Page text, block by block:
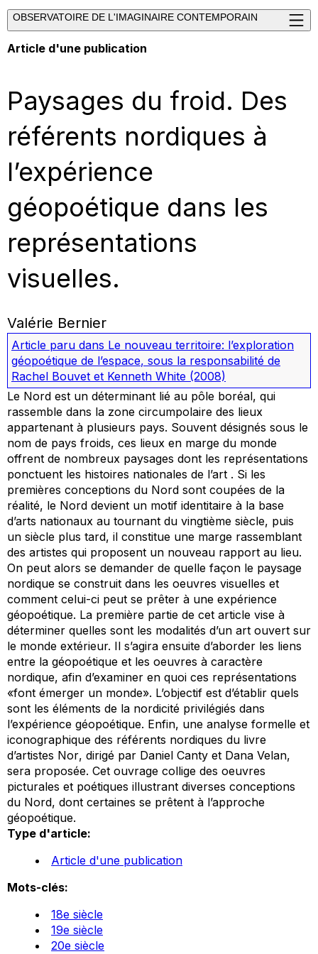
OBSERVATOIRE DE L'IMAGINAIRE CONTEMPORAIN
Article d'une publication
Paysages du froid. Des
référents nordiques à
l’expérience
géopoétique dans les
représentations
visuelles.
Valérie Bernier
Article paru dans Le nouveau territoire: l’exploration
géopoétique de l’espace, sous la responsabilité de
Rachel Bouvet et Kenneth White (2008)
Le Nord est un déterminant lié au pôle boréal, qui
rassemble dans la zone circumpolaire des lieux
appartenant à plusieurs pays. Souvent désignés sous le
nom de pays froids, ces lieux en marge du monde
offrent de nombreux paysages dont les représentations
ponctuent les histoires nationales de l’art . Si les
premières conceptions du Nord sont coupées de la
réalité, le Nord devient un motif identitaire à la base
d’arts nationaux au tournant du vingtième siècle, puis
un siècle plus tard, il constitue une marge rassemblant
des artistes qui proposent un nouveau rapport au lieu.
On peut alors se demander de quelle façon le paysage
nordique se construit dans les oeuvres visuelles et
comment celui-ci peut se prêter à une expérience
géopoétique. La première partie de cet article vise à
déterminer quelles sont les modalités d’un art ouvert sur
le monde extérieur. Il s’agira ensuite d’aborder les liens
entre la géopoétique et les oeuvres à caractère
nordique, afin d’examiner en quoi ces représentations
«font émerger un monde». L’objectif est d’établir quels
sont les éléments de la nordicité privilégiés dans
l’expérience géopoétique. Enfin, une analyse formelle et
iconographique des référents nordiques du livre
d’artistes Nor, dirigé par Daniel Canty et Dana Velan,
sera proposée. Cet ouvrage collige des oeuvres
picturales et poétiques illustrant diverses conceptions
du Nord, dont certaines se prêtent à l’approche
géopoétique.
Type d'article:
Article d'une publication
Mots-clés:
18e siècle
19e siècle
20e siècle